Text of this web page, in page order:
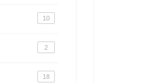
10
2
18